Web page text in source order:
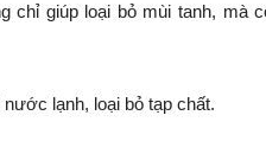
chỉ giúp loại bỏ mùi tanh, mà
lạnh, loại bỏ tạp chất.